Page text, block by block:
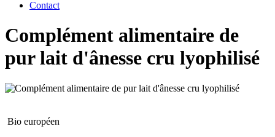
Contact
Complément alimentaire de
pur lait d'ânesse cru lyophilisé
Bio européen